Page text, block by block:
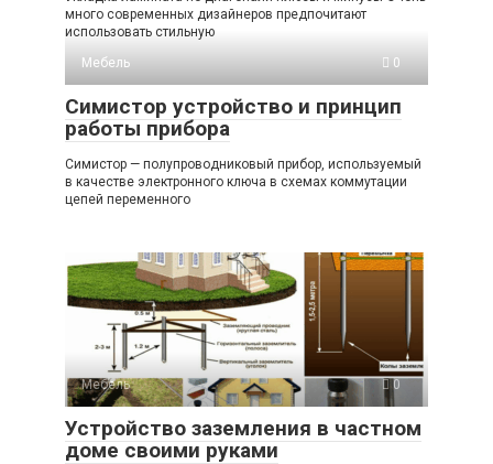
много современных дизайнеров предпочитают
использовать стильную
Мебель
0
Симистор устройство и принцип
работы прибора
Симистор — полупроводниковый прибор, используемый
в качестве электронного ключа в схемах коммутации
цепей переменного
Мебель 0
Устройство заземления в частном
доме своими руками